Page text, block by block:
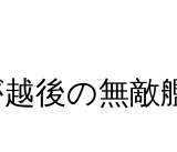
後の無敵